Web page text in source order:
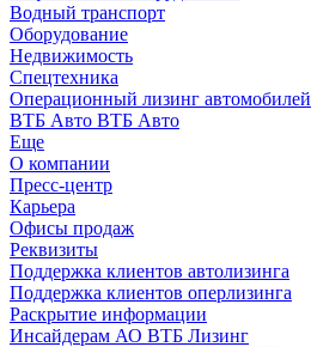
Водный транспорт
Оборудование
Недвижимость
Спецтехника
Операционный лизинг автомобилей
ВТБ Авто ВТБ Авто
Еще
О компании
Пресс-центр
Карьера
Офисы продаж
Реквизиты
Поддержка клиентов автолизинга
Поддержка клиентов оперлизинга
Раскрытие информации
Инсайдерам АО ВТБ Лизинг